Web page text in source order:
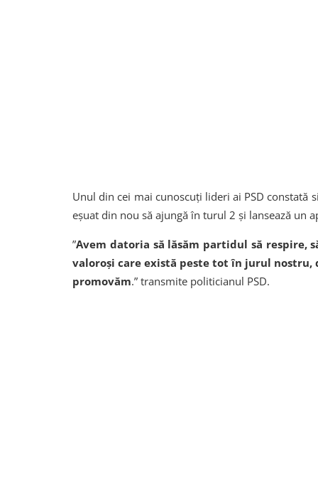
Unul din cei mai cunoscuți lideri ai PSD
eșuat din nou să ajungă în turul 2 și lansează un
”Avem datoria să lăsăm partidul să respire,
valoroși care există peste tot în jurul nostru,
promovăm.” transmite politicianul PSD.